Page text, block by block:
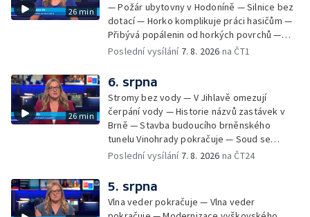
26 min
— Požár ubytovny v Hodoníně — Silnice bez
dotací — Horko komplikuje práci hasičům —
Přibývá popálenin od horkých povrchů —
Začíná prodej burčáku — Vedra komplikují
Poslední vysílání 7. 8. 2026 na ČT1
26 min
6. srpna
Stromy bez vody — V Jihlavě omezují
čerpání vody — Historie názvů zastávek v
Brně — Stavba budoucího brněnského
tunelu Vinohrady pokračuje — Soud se
žhářem zlínského baru — Odložení bourání
Czech Rally Zlín — Začal 7. ročník festivalu
Pop Messe — Přestavba mostu v Hodoníně
— Fenomén památníčků
Poslední vysílání 7. 8. 2026 na ČT24
5. srpna
Vlna veder pokračuje — Vlna veder